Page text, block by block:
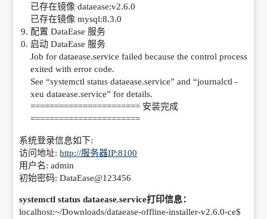
已存在镜像 dataease:v2.6.0
已存在镜像 mysql:8.3.0
配置 DataEase 服务
启动 DataEase 服务
Job for dataease.service failed because the control process
exited with error code.
See “systemctl status dataease.service” and “journalctl -
xeu dataease.service” for details.
======================= 安装完成
=======================
系统登录信息如下:
访问地址:http://服务器IP:8100
用户名: admin
初始密码: DataEase@123456
systemctl status dataease.service打印信息：
localhost:~/Downloads/dataease-offline-installer-v2.6.0-ce$